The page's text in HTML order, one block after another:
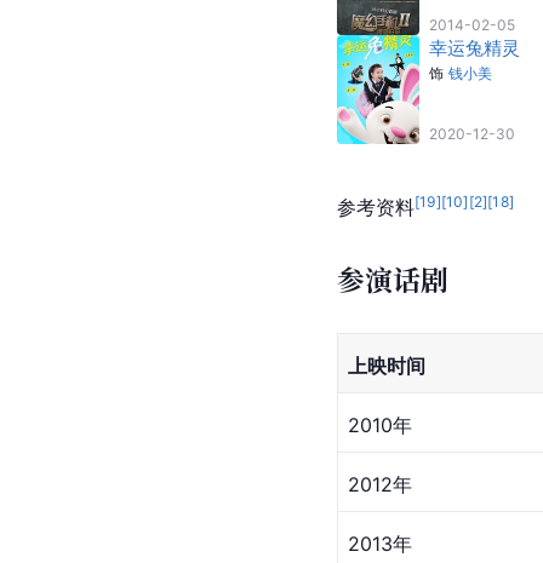
2014-02-05
幸运兔精灵
饰 钱小美
2020-12-30
参考资料[19][10] [2][18]
参演话剧
上映时间
2010年
2012年
2013年